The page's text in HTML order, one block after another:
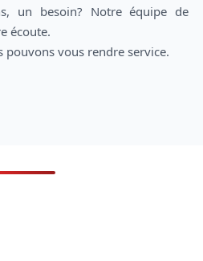
un besoin? Notre équipe de
écoute.
pouvons vous rendre service.